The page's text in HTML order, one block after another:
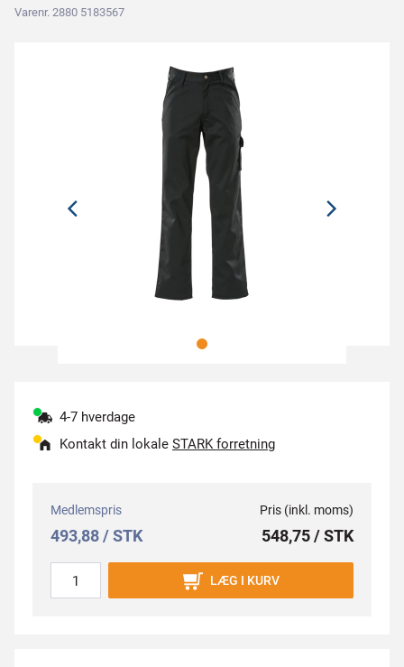
Varenr. 2880 5183567
4-7 hverdage
Kontakt din lokale STARK forretning
Medlemspris
493,88 / STK
Pris (inkl. moms)
548,75 / STK
LÆG I KURV